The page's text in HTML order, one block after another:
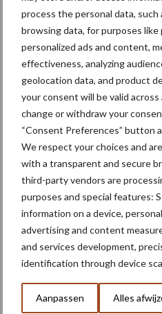
process the personal data, such
browsing data, for purposes
personalized ads and content,
effectiveness, analyzing
geolocation data, and product
your consent will be valid across
change or withdraw your
“Consent Preferences” button
We respect your choices and
with a transparent and secure
third-party vendors are
purposes and special features:
information on a device,
advertising and content
and services development,
identification through device
Aanpassen Alles
Primaire
Sidebar
Recent nieuws
6 aug
"Hoge
voor
5 aug
Oogst
volle gang
5 aug
Nieuwe
Toon